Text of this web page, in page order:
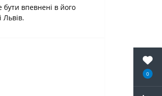
0
впевнені в його
Львів.